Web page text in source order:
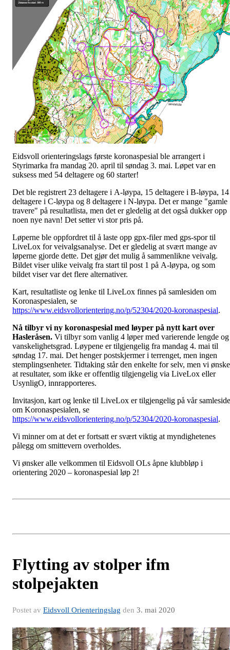
Eidsvoll orienteringslags første koronaspesial ble arrangert i
Styrimarka fra mandag 20. april til søndag 3. mai. Løpet var en
suksess med 54 deltagere og 60 starter!
Det ble registrert 23 deltagere i A-løypa, 15 deltagere i B-løypa, 14
deltagere i C-løypa og 8 deltagere i N-løypa. Det er mange "gamle
travere" på resultatlista, men det er gledelig at det også dukker opp
noen nye navn! Det setter vi stor pris på.
Løperne ble oppfordret til å laste opp gpx-filer med gps-spor til
LiveLox for veivalgsanalyse. Det er gledelig at svært mange av
løperne gjorde dette. Det gjør det mulig å sammenlikne veivalg.
Bildet viser ulike veivalg fra start til post 1 på A-løypa, og som
bildet viser var det flere alternativer.
Kart, resultatliste og lenke til LiveLox finnes på samlesiden om
Koronaspesialen, se
https://www.eidsvollorientering.no/p/52304/2020-koronaspesial.
Nå tilbyr vi ny koronaspesial med løyper på nytt kart over
Hasleråsen. Vi tilbyr som vanlig 4 løper med varierende lengde og
vanskelighetsgrad. Løypene er tilgjengelig fra mandag 4. mai til
søndag 17. mai. Det henger postskjermer i terrenget, men ingen
stemplingsenheter. Tidtaking står den enkelte for selv, men vi
at resultater, som ikke er offentlig tilgjengelig via LiveLox eller
UsynligO, innrapporteres.
Invitasjon, kart og lenke til LiveLox er tilgjengelig på vår samleside
om Koronaspesialen, se
https://www.eidsvollorientering.no/p/52304/2020-koronaspesial.
Vi minner om at det er fortsatt er svært viktig at myndighetenes
pålegg om smittevern overholdes.
Vi ønsker alle velkommen til Eidsvoll OLs åpne klubbløp i
orientering 2020 – koronaspesial løp 2!
Flytting av stolper ifm
stolpejakten
Postet av Eidsvoll Orienteringslag den 3. mai 2020